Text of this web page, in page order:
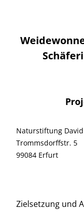
Naturstiftung David
Trommsdorffstr. 5
99084 Erfurt
Zielsetzung und